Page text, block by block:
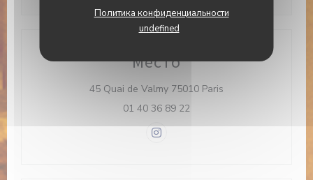
Политика конфиденциальности
undefined
Место
45 Quai de Valmy 75010 Paris
01 40 36 89 22
Instagram ((открывается в